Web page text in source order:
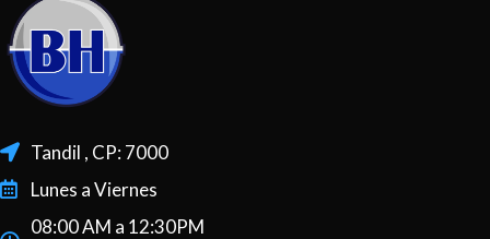
Tandil , CP: 7000
Lunes a Viernes
08:00 AM a 12:30PM